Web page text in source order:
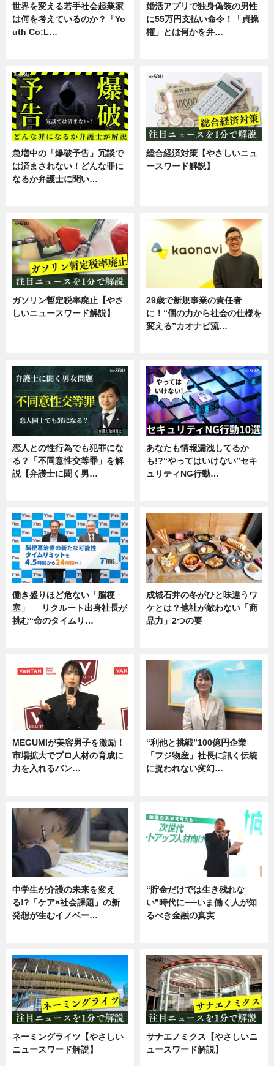
世界を変える若手社会起業家
は何を考えているのか？「Yo
uth Co:L…
婚活アプリで独身偽装の男性
に55万円支払い命令！「貞操
権」とは何かを弁…
急増中の「爆破予告」冗談で
は済まされない！どんな罪に
なるか弁護士に聞い…
総合経済対策【やさしいニュ
ースワード解説】
ガソリン暫定税率廃止【やさ
しいニュースワード解説】
29歳で新規事業の責任者
に！“個の力から社会の仕様を
変える”カオナビ流…
恋人との性行為でも犯罪にな
る？「不同意性交等罪」を解
説【弁護士に聞く男…
あなたも情報漏洩してるか
も!?“やってはいけない”セキ
ュリティNG行動…
働き盛りほど危ない「脳梗
塞」──リクルート出身社長が
挑む“命のタイムリ…
成城石井の冬がひと味違うワ
ケとは？他社が敵わない「商
品力」2つの要
MEGUMIが美容男子を激励！
市場拡大でプロ人材の育成に
力を入れるバン…
“利他と挑戦”100億円企業
「フジ物産」社長に訊く伝統
に捉われない変幻…
中学生が介護の未来を変え
る!?「ケア×社会課題」の新
発想が生むイノベー…
“貯金だけでは生き残れな
い”時代に──いま働く人が知
るべき金融の真実
ネーミングライツ【やさしい
ニュースワード解説】
サナエノミクス【やさしいニ
ュースワード解説】